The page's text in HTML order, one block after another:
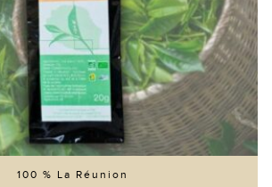
100 % La Réunion